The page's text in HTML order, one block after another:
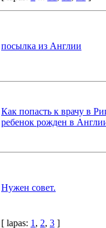
посылка из Англии
Как попасть к врачу в
ребенок рожден в
Нужен совет.
[ lapas: 1 , 2, 3 ]